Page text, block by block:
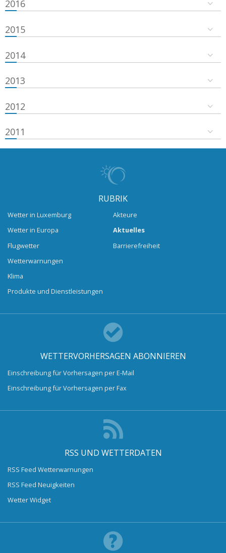
2016
2015
2014
2013
2012
2011
RUBRIK
Wetter in Luxemburg
Wetter in Europa
Flugwetter
Wetterwarnungen
Klima
Produkte und Dienstleistungen
Akteure
Aktuelles
Barrierefreiheit
WETTERVORHERSAGEN ABONNIEREN
Einschreibung für Vorhersagen per E-Mail
Einschreibung für Vorhersagen per Fax
RSS UND WETTERDATEN
RSS Feed Wetterwarnungen
RSS Feed Neuigkeiten
Wetter Widget